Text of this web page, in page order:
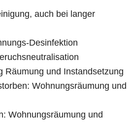
auch bei langer
Desinfektion
Räumung und Instandsetzung
Wohnungsräumung und
Wohnungsräumung und